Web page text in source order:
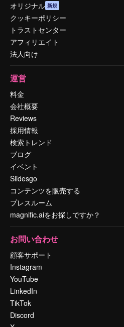
オリジナル 新規
クッキーポリシー
トラストセンター
アフィリエイト
法人向け
運営
料金
会社概要
Reviews
採用情報
検索トレンド
ブログ
イベント
Slidesgo
コンテンツを販売する
プレスルーム
magnific.aiをお探しですか？
お問い合わせ
顧客サポート
Instagram
YouTube
LinkedIn
TikTok
Discord